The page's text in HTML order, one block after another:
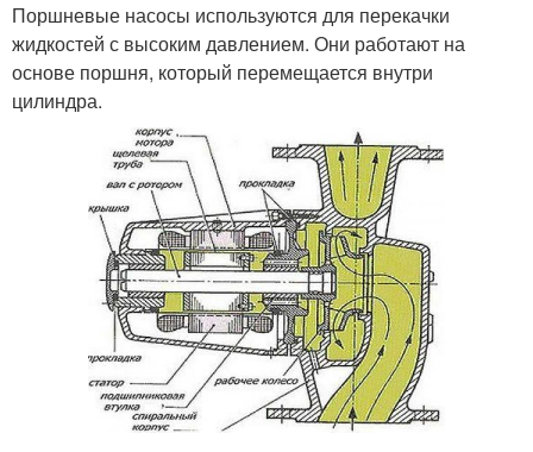
Поршневые насосы используются для перекачки
жидкостей с высоким давлением. Они работают на
основе поршня, который перемещается внутри
цилиндра.